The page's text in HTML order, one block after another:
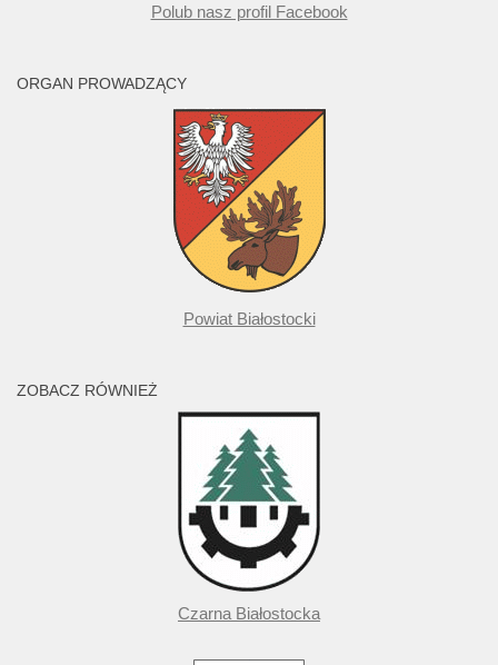
Polub nasz profil Facebook
ORGAN PROWADZĄCY
Powiat Białostocki
ZOBACZ RÓWNIEŻ
Czarna Białostocka